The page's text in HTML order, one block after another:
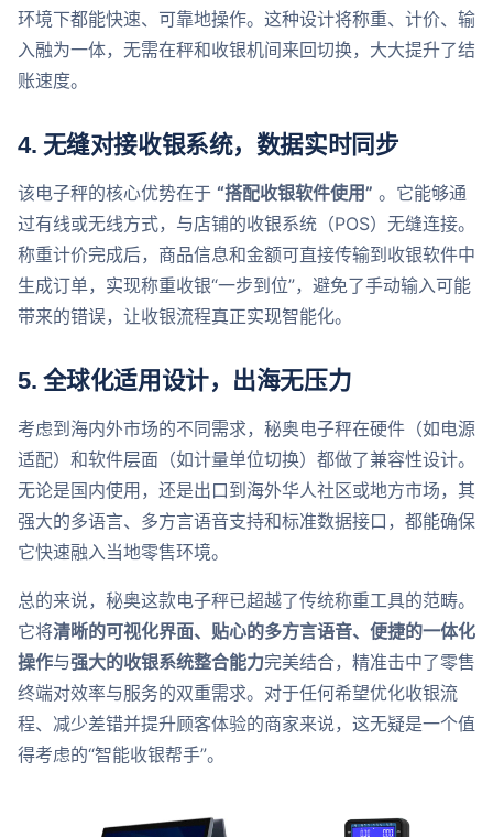
环境下都能快速、可靠地操作。这种设计将称重、计价、输
入融为一体，无需在秤和收银机间来回切换，大大提升了结
账速度。
4. 无缝对接收银系统，数据实时同步
该电子秤的核心优势在于 “搭配收银软件使用” ​ 。它能够通
过有线或无线方式，与店铺的收银系统（POS）无缝连接。
称重计价完成后，商品信息和金额可直接传输到收银软件中
生成订单，实现称重收银“一步到位”，避免了手动输入可能
带来的错误，让收银流程真正实现智能化。
5. 全球化适用设计，出海无压力
考虑到海内外市场的不同需求，秘奥电子秤在硬件（如电源
适配）和软件层面（如计量单位切换）都做了兼容性设计。
无论是国内使用，还是出口到海外华人社区或地方市场，其
强大的多语言、多方言语音支持和标准数据接口，都能确保
它快速融入当地零售环境。
总的来说，秘奥这款电子秤已超越了传统称重工具的范畴。
它将清晰的可视化界面、贴心的多方言语音、便捷的一体化
操作与强大的收银系统整合能力完美结合，精准击中了零售
终端对效率与服务的双重需求。对于任何希望优化收银流
程、减少差错并提升顾客体验的商家来说，这无疑是一个值
得考虑的“智能收银帮手”。